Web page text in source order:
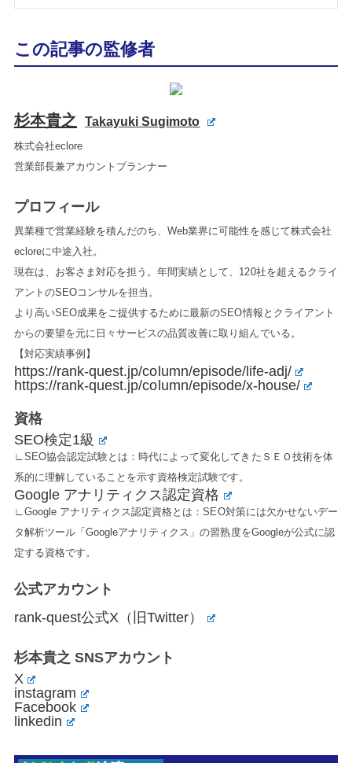
この記事の監修者
杉本貴之 Takayuki Sugimoto
株式会社eclore
営業部長兼アカウントプランナー
プロフィール
異業種で営業経験を積んだのち、Web業界に可能性を感じて株式会社
ecloreに中途入社。
現在は、お客さま対応を担う。年間実績として、120社を超えるクライ
アントのSEOコンサルを担当。
より高いSEO成果をご提供するために最新のSEO情報とクライアント
からの要望を元に日々サービスの品質改善に取り組んでいる。
【対応実績事例】
https://rank-quest.jp/column/episode/life-adj/
https://rank-quest.jp/column/episode/x-house/
資格
SEO検定1級
∟SEO協会認定試験とは：時代によって変化してきたＳＥＯ技術を体
系的に理解していることを示す資格検定試験です。
Google アナリティクス認定資格
∟Google アナリティクス認定資格とは：SEO対策には欠かせないデー
タ解析ツール「Googleアナリティクス」の習熟度をGoogleが公式に認
定する資格です。
公式アカウント
rank-quest公式X（旧Twitter）
杉本貴之 SNSアカウント
X
instagram
Facebook
linkedin